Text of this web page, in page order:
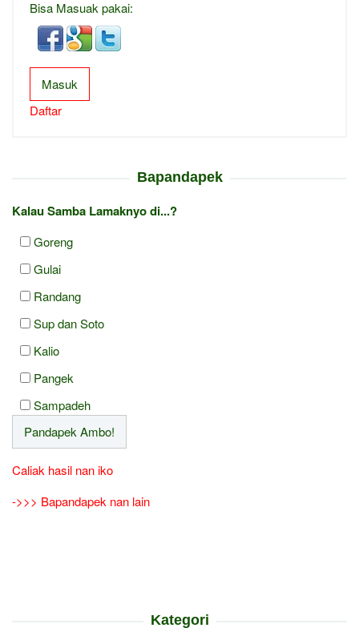
Bisa Masuak pakai:
Masuk
Daftar
Bapandapek
Kalau Samba Lamaknyo di...?
Goreng
Gulai
Randang
Sup dan Soto
Kalio
Pangek
Sampadeh
Caliak hasil nan iko
->>> Bapandapek nan lain
Kategori